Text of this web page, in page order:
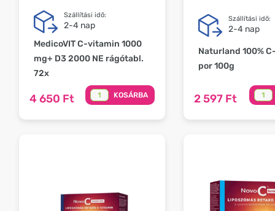
Szállítási idő:
2-4 nap
MedicoVIT C-vitamin 1000
mg+ D3 2000 NE rágótabl.
72x
4 650 Ft KOSÁRBA
Szállítási idő:
2-4 nap
Naturland 100%
por 100g
2 597 Ft